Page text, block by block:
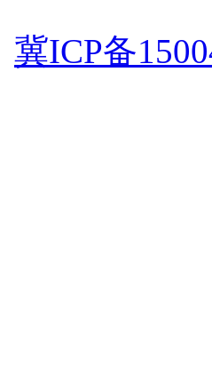
冀ICP备